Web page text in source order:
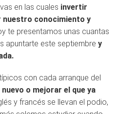
en las cuales invertir
nuestro conocimiento y
te presentamos unas cuantas
apuntarte este septiembre y
con cada arranque del
o mejorar el que ya
y francés se llevan el podio,